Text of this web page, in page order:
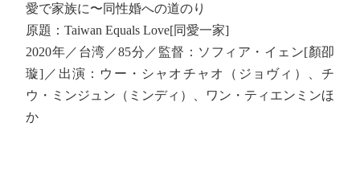
愛で家族に〜同性婚への道のり
原題：Taiwan Equals Love[同愛一家]
2020年／台湾／85分／監督：ソフィア・イェン[顏卲
璇]／出演：ウー・シャオチャオ（ジョヴィ）、チ
ウ・ミンジュン（ミンディ）、ワン・ティエンミンほ
か